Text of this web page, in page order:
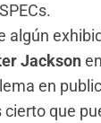
algún
Jackson
en
cierto que